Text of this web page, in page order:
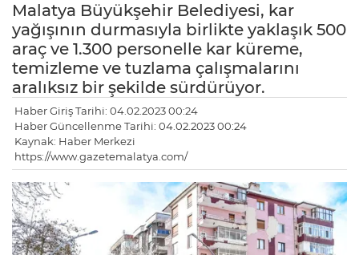
Malatya Büyükşehir Belediyesi, kar
yağışının durmasıyla birlikte yaklaşık 500
araç ve 1.300 personelle kar küreme,
temizleme ve tuzlama çalışmalarını
aralıksız bir şekilde sürdürüyor.
Haber Giriş Tarihi: 04.02.2023 00:24
Haber Güncellenme Tarihi: 04.02.2023 00:24
Kaynak: Haber Merkezi
https://www.gazetemalatya.com/